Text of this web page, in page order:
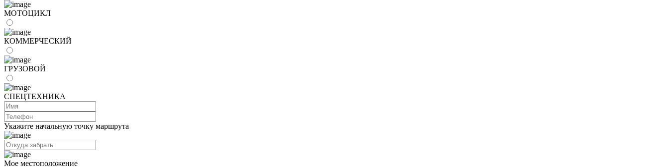
МОТОЦИКЛ
КОММЕРЧЕСКИЙ
ГРУЗОВОЙ
СПЕЦТЕХНИКА
Укажите начальную точку маршрута
Мое местоположение